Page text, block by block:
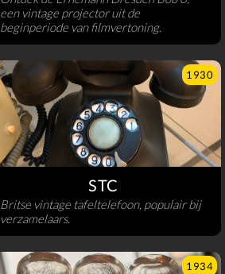
een vintage projector uit de
beginperiode van filmvertoning.
1930
STC
Britse vintage tafeltelefoon, populair bij
verzamelaars.
1934